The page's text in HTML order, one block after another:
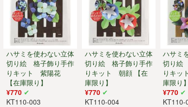
ハサミを使わない立体
切り絵 格子飾り手作
りキット 紫陽花
【在庫限り】
¥770
KT110-003
ハサミを使わない立体
切り絵 格子飾り手作
りキット 朝顔 【在
庫限り】
¥770
KT110-004
ハサミ
切り絵
りキッ
庫限り
¥770
KT110-